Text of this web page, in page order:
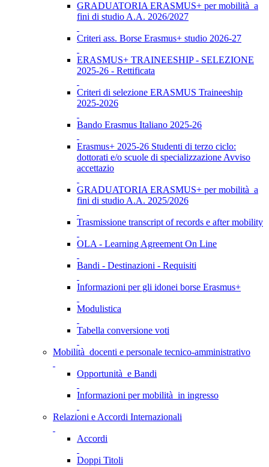
GRADUATORIA ERASMUS+ per mobilità a
fini di studio A.A. 2026/2027
Criteri ass. Borse Erasmus+ studio 2026-27
ERASMUS+ TRAINEESHIP - SELEZIONE
2025-26 - Rettificata
Criteri di selezione ERASMUS Traineeship
2025-2026
Bando Erasmus Italiano 2025-26
Erasmus+ 2025-26 Studenti di terzo ciclo:
dottorati e/o scuole di specializzazione Avviso
accettazio
GRADUATORIA ERASMUS+ per mobilità a
fini di studio A.A. 2025/2026
Trasmissione transcript of records e after mobility
OLA - Learning Agreement On Line
Bandi - Destinazioni - Requisiti
Informazioni per gli idonei borse Erasmus+
Modulistica
Tabella conversione voti
Mobilità docenti e personale tecnico-amministrativo
Opportunità e Bandi
Informazioni per mobilità in ingresso
Relazioni e Accordi Internazionali
Accordi
Doppi Titoli